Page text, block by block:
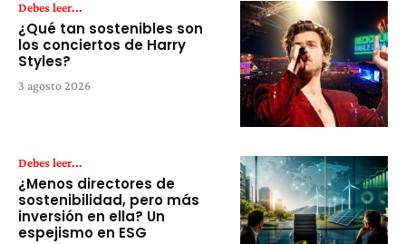
Debes leer...
¿Qué tan sostenibles son
los conciertos de Harry
Styles?
3 agosto 2026
Debes leer...
¿Menos directores de
sostenibilidad, pero más
inversión en ella? Un
espejismo en ESG